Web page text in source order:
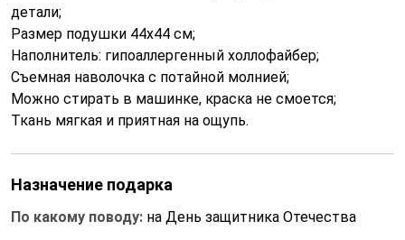
детали;
Размер подушки 44x44 см;
Наполнитель: гипоаллергенный холлофайбер;
Съемная наволочка с потайной молнией;
Можно стирать в машинке, краска не смоется;
Ткань мягкая и приятная на ощупь.
Назначение подарка
По какому поводу: на День защитника Отечества